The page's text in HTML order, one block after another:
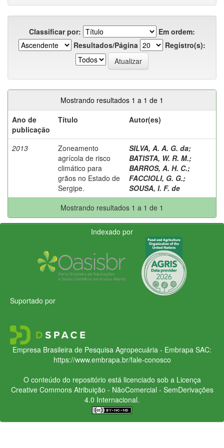
Classificar por:
Em ordem:
Resultados/Página
Registro(s):
Mostrando resultados 1 a 1 de 1
Ano de
publicação
Título Autor(es)
2013
Zoneamento
agrícola de risco
climático para
grãos no Estado de
Sergipe.
SILVA, A. A. G. da;
BATISTA, W. R. M.;
BARROS, A. H. C.;
FACCIOLI, G. G.;
SOUSA, I. F. de
Mostrando resultados 1 a 1 de 1
Indexado por
Suportado por
Empresa Brasileira de Pesquisa Agropecuária - Embrapa SAC:
https://www.embrapa.br/fale-conosco
O conteúdo do repositório está licenciado sob a Licença
Creative CommonsAtribuição - NãoComercial - SemDerivações
4.0 Internacional.